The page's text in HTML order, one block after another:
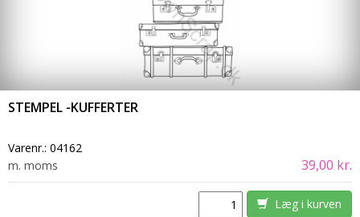
STEMPEL -KUFFERTER
Varenr.: 04162
m. moms
39,00 kr.
Læg i kurven